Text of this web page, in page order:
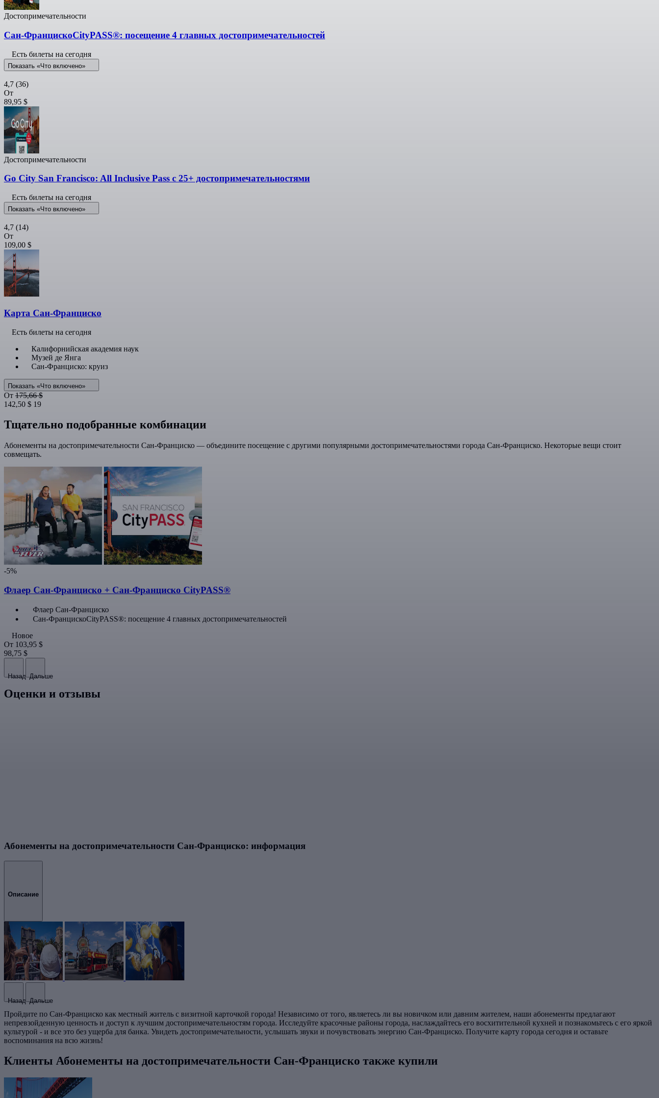
Достопримечательности
Сан-ФранцискоCityPASS®: посещение 4 главных достопримечательностей
Есть билеты на сегодня
Показать «Что включено»
4,7 (36)
От
89,95 $
Достопримечательности
Go City San Francisco: All Inclusive Pass с 25+ достопримечательностями
Есть билеты на сегодня
Показать «Что включено»
4,7 (14)
От
109,00 $
Карта Сан-Франциско
Есть билеты на сегодня
Калифорнийская академия наук
Музей де Янга
Сан-Франциско: круиз
Показать «Что включено»
От 175,66 $
142,50 $ 19
Тщательно подобранные комбинации
Абонементы на достопримечательности Сан-Франциско — объедините посещение с другими популярными достопримечательностями города Сан-Франциско. Некоторые вещи стоит
совмещать.
-5%
Флаер Сан-Франциско + Сан-Франциско CityPASS®
Флаер Сан-Франциско
Сан-ФранцискоCityPASS®: посещение 4 главных достопримечательностей
Новое
От 103,95 $
98,75 $
Назад Дальше
Оценки и отзывы
Абонементы на достопримечательности Сан-Франциско: информация
Описание
Назад Дальше
Пройдите по Сан-Франциско как местный житель с визитной карточкой города! Независимо от того, являетесь ли вы новичком или давним жителем, наши абонементы предлагают
непревзойденную ценность и доступ к лучшим достопримечательностям города. Исследуйте красочные районы города, наслаждайтесь его восхитительной кухней и познакомьтесь с его яркой
культурой - и все это без ущерба для банка. Увидеть достопримечательности, услышать звуки и почувствовать энергию Сан-Франциско. Получите карту города сегодня и оставьте
воспоминания на всю жизнь!
Клиенты Абонементы на достопримечательности Сан-Франциско также купили